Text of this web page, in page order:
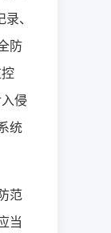
、
防
侵
统
范
当